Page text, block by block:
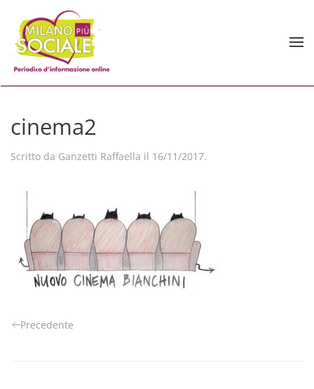
Skip to main content
cinema2
Scritto da Ganzetti Raffaella il 16/11/2017.
Precedente